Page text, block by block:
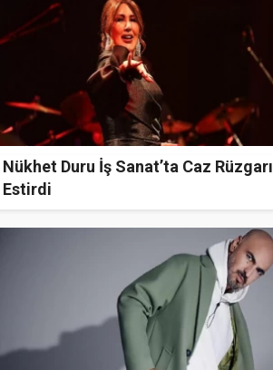
Nükhet Duru İş Sanat’ta Caz Rüzgarı
Estirdi